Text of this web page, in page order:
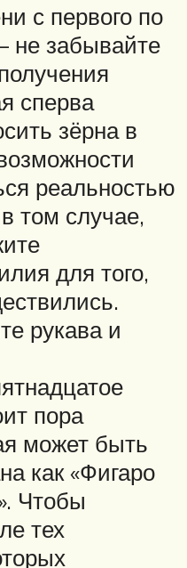
с первого по
не забывайте
сперва
зёрна в
реальностью
том случае,
для того,
рукава и
пора
может быть
как «Фигаро
Чтобы
тех